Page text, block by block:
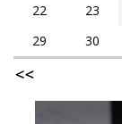
22
23
29
30